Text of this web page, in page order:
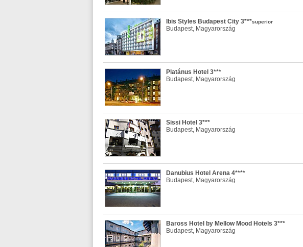
Ibis Styles Budapest City 3***superior
Budapest, Magyarország
Platánus Hotel 3***
Budapest, Magyarország
Sissi Hotel 3***
Budapest, Magyarország
Danubius Hotel Arena 4****
Budapest, Magyarország
Baross Hotel by Mellow Mood Hotels 3***
Budapest, Magyarország